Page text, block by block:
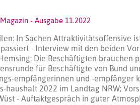
- Ausgabe 11.2022
In Sachen Attraktivitätsoffensive
- Interview mit den beiden
Die Beschäftigten brauchen
für Beschäftigte von Bund
empfängerinnen und -empfänger
haushalt 2022 im Landtag NRW;
- Auftaktgespräch in guter